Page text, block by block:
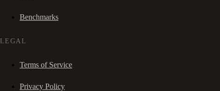
Benchmarks
LEGAL
Terms of Service
Privacy Policy